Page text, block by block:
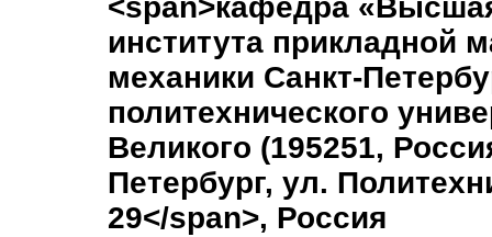
<span>кафедра
института прикладной
механики Санкт-
политехнического
Великого (195251,
Петербург, ул.
29</span>, Россия